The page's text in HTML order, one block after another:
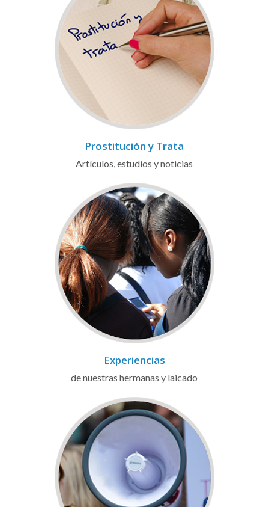
Prostitución y Trata
Artículos, estudios y noticias
Experiencias
de nuestras hermanas y laicado